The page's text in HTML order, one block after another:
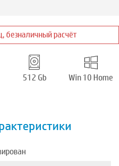
безналичный расчёт
512 Gb Win 10 Home